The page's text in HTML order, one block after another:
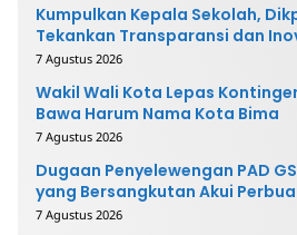
Kumpulkan Kepala Sekolah,
Tekankan Transparansi dan
7 Agustus 2026
Wakil Wali Kota Lepas
Bawa Harum Nama Kota Bima
7 Agustus 2026
Dugaan Penyelewengan PAD
yang Bersangkutan Akui
Mengembalikan Uang
7 Agustus 2026